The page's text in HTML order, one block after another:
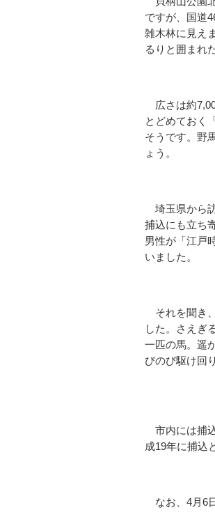
ですが、国道
雑木林に見え
るりと囲まれ
広さは約
とどめておく
そうです。野
ょう。
埼玉県から
捕込にも立ち
男性が「江戸
いました。
それを聞き
した。さえぎ
一匹の馬。遥
びのび駆け回
市内には捕
成19年に捕込
なお、4月6